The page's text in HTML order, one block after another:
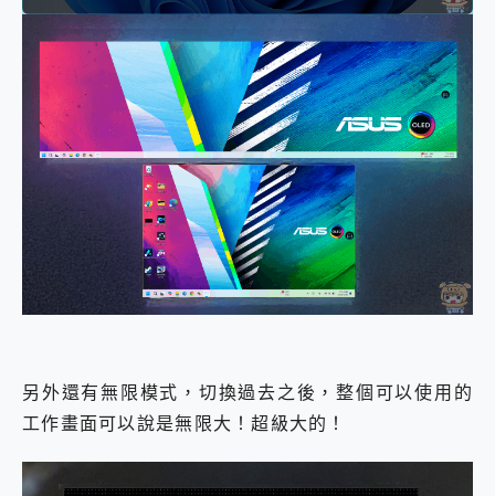
另外還有無限模式，切換過去之後，整個可以使用的
工作畫面可以說是無限大！超級大的！